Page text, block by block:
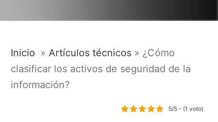
Inicio »Artículos técnicos » ¿Cómo
clasificar los activos de seguridad de la
información?
5/5 - (1 voto)